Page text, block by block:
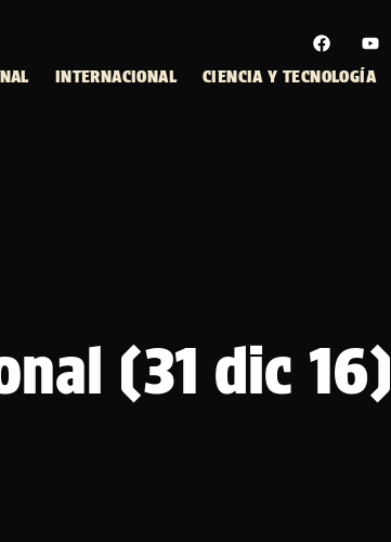
INTERNACIONAL CIENCIA Y TECNOLOGÍA
(31 dic 16)